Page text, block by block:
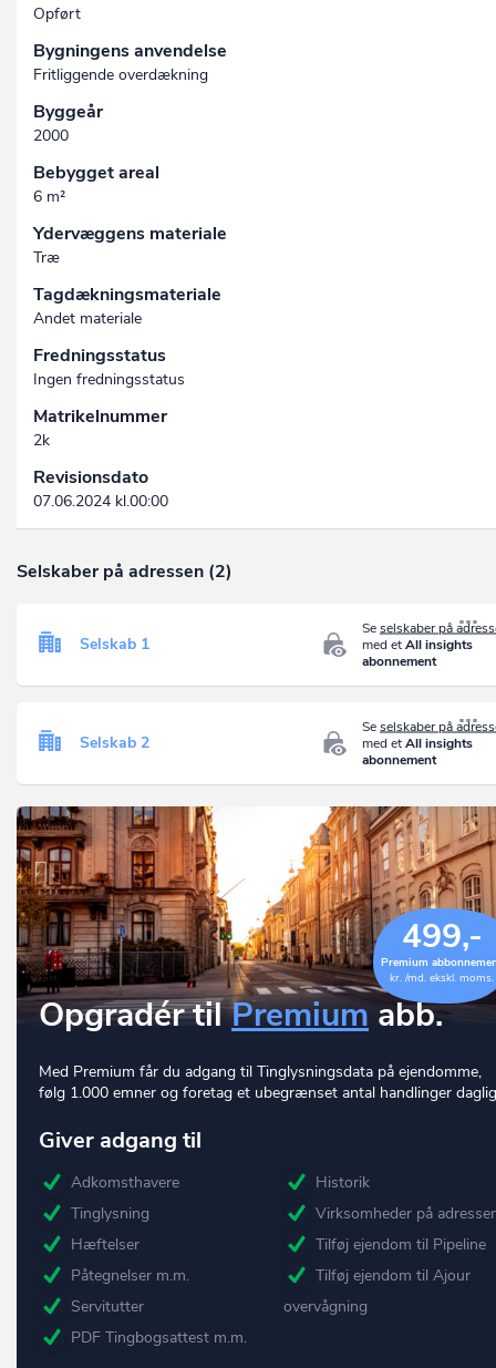
Opført
Bygningens anvendelse
Fritliggende overdækning
Byggeår
2000
Bebygget areal
6 m²
Ydervæggens materiale
Træ
Tagdækningsmateriale
Andet materiale
Fredningsstatus
Ingen fredningsstatus
Matrikelnummer
2k
Revisionsdato
07.06.2024 kl.00:00
Selskaber på adressen (2)
Seselskaber på
med etAll insights
abonnement
Selskab 1
Seselskaber på
med etAll insights
abonnement
Selskab 2
499,-
Premium
kr. /md. ekskl. moms.
Opgradér tilPremium abb.
Med Premium får du adgang til Tinglysningsdata på ejendomme,
følg 1.000 emner og foretag et ubegrænset antal handlinger
Giver adgang til
Adkomsthavere
Tinglysning
Hæftelser
Påtegnelser m.m.
Servitutter
PDF Tingbogsattest m.m.
Historik
Virksomheder på
Tilføj ejendom til Pipeline
Tilføj ejendom til Ajour
overvågning